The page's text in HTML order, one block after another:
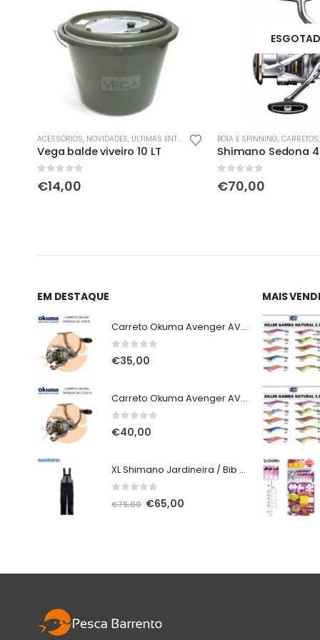
,CARRETOS,CONJUNTOS BÓIA ,CONJUNTOS DE PESCA,NOVIDADES,
ACESSÓRIOS, NOVIDADES, ÚLTIMAS ENTRADAS VIVEIROS / BALDES
Vega balde viveiro 10 LT
out of 5
€14,00
BÓIA E SPINNING, CARRETOS,
Shimano Sedona
out of 5
€70,00
EM DESTAQUE
Carreto Okuma Avenger AV 3000 B
0out of 5
€35,00
Carreto Okuma Avenger AV C5000 B
0out of 5
€40,00
XL Shimano Jardineira / Bib and Brace não alcochoada preta
out of 5
€75,00 O
€65,00
MAIS